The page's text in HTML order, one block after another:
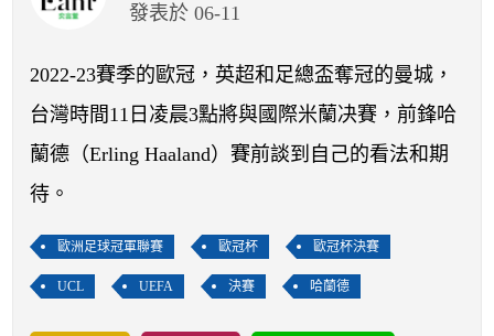
發表於 06-11
2022-23賽季的歐冠，英超和足總盃奪冠的曼城，
台灣時間11日凌晨3點將與國際米蘭决賽，前鋒哈
蘭德（Erling Haaland）賽前談到自己的看法和期
待。
歐洲足球冠軍聯賽 歐冠杯 歐冠杯決賽
UCL UEFA 決賽 哈蘭德